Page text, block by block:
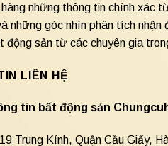
những thông tin chính xác
những góc nhìn phân tích nhận
động sản từ các chuyên gia
LIÊN HỆ
tin bất động sản
Trung Kính, Quận Cầu Giấy,